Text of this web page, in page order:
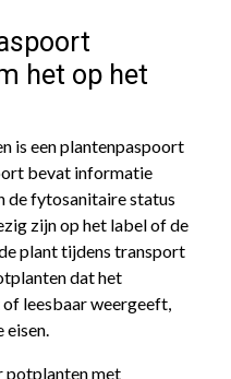
het op het
is een plantenpaspoort
bevat informatie
de fytosanitaire status
zijn op het label of de
plant tijdens transport
dat het
leesbaar weergeeft,
potplanten met